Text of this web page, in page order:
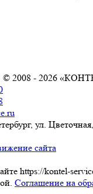
© 2008 - 2026
ул.
сайта
https://kontel-
Соглашение на